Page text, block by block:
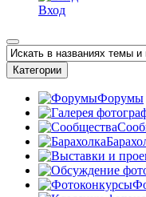
Вход
Категории
Форумы